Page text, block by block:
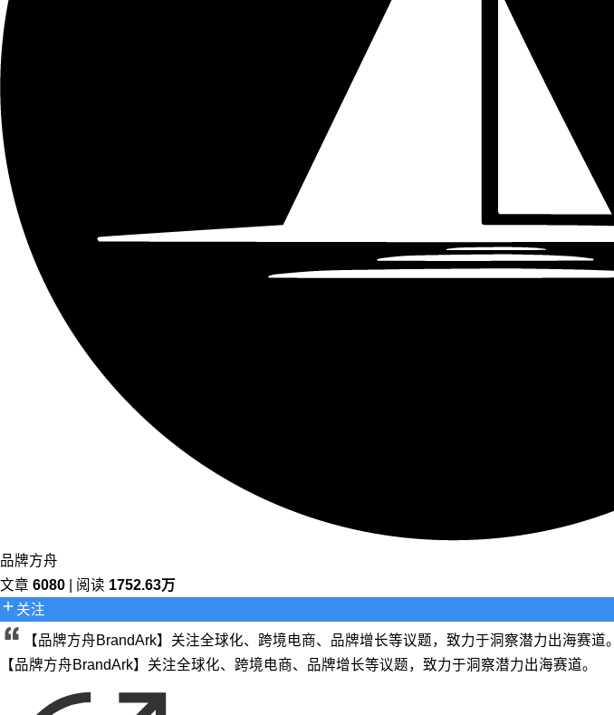
品牌方舟
文章 6080 | 阅读 1752.63万
关注
【品牌方舟BrandArk】关注全球化、跨境电商、品牌增长等议题，致力于洞察潜力出海赛道。
【品牌方舟BrandArk】关注全球化、跨境电商、品牌增长等议题，致力于洞察潜力出海赛道。